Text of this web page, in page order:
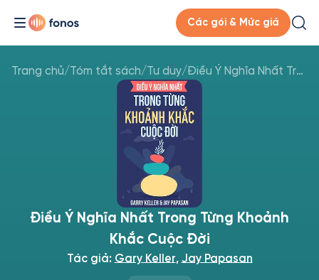
Các gói & Mức giá
Trang chủ/Tóm tắt sách/Tư duy/ Điều Ý Nghĩa Nhất Trong Từng Khoảnh Khắc Cuộc Đời
Điều Ý Nghĩa Nhất Trong Từng Khoảnh
Khắc Cuộc Đời
Tác giả: Gary Keller, Jay Papasan